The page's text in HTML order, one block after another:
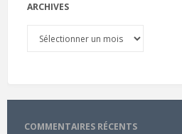
ARCHIVES
COMMENTAIRES RÉCENTS